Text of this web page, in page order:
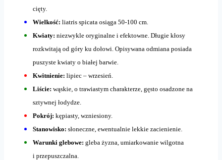
cięty.
Wielkość: liatris spicata osiąga 50-100 cm.
Kwiaty: niezwykle oryginalne i efektowne. Długie kłosy
rozkwitają od góry ku dołowi. Opisywana odmiana posiada
puszyste kwiaty o białej barwie.
Kwitnienie: lipiec – wrzesień.
Liście: wąskie, o trawiastym charakterze, gęsto osadzone na
sztywnej łodydze.
Pokrój: kępiasty, wzniesiony.
Stanowisko: słoneczne, ewentualnie lekkie zacienienie.
Warunki glebowe: gleba żyzna, umiarkowanie wilgotna
i przepuszczalna.